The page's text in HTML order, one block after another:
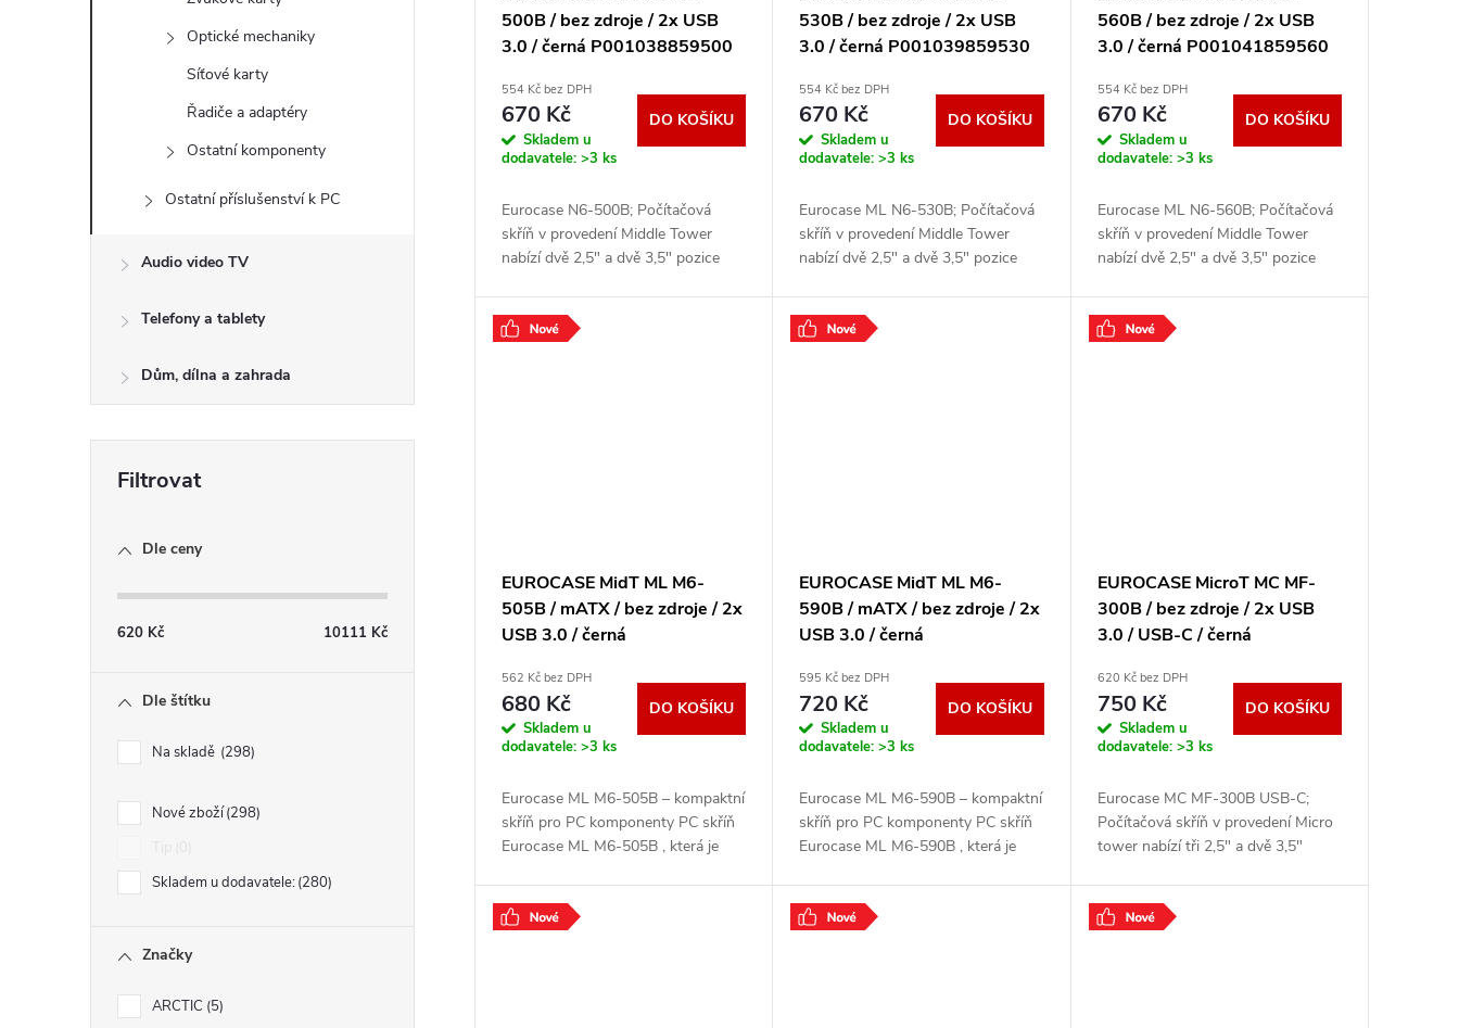
Optické mechaniky
Síťové karty
Řadiče a adaptéry
Ostatní komponenty
Ostatní příslušenství k PC
Audio video TV
Telefony a tablety
Dům, dílna a zahrada
Dle ceny
620 Kč 10111 Kč
Dle štítku
Na skladě 298
Nové zboží 298
Skladem u dodavatele: 280
Značky
ARCTIC 5
500B / bez zdroje / 2x USB
3.0 / černá P001038859500
554 Kč bez DPH
670 Kč
Skladem u
dodavatele: >3 ks
DO KOŠÍKU
Eurocase N6-500B; Počítačová
skříň v provedení Middle Tower
nabízí dvě 2,5" a dvě 3,5" pozice
porty,
530B / bez zdroje / 2x USB
3.0 / černá P001039859530
554 Kč bez DPH
670 Kč
Skladem u
dodavatele:>3 ks
DO KOŠÍKU
Eurocase ML N6-530B; Počítačová
skříň v provedení Middle Tower
nabízí dvě 2,5" a dvě 3,5" pozice
porty,
560B / bez zdroje / 2x USB
3.0 / černá P001041859560
554 Kč bez DPH
670 Kč
Skladem u
dodavatele: >3 ks
DO KOŠÍKU
Eurocase ML N6-560B; Počítačová
skříň v provedení Middle Tower
nabízí dvě 2,5" a dvě 3,5" pozice
porty,
EUROCASE MidT ML M6-
505B / mATX / bez zdroje / 2x
USB 3.0 / černá
562 Kč bez DPH
680 Kč
Skladem u
dodavatele: >3 ks
DO KOŠÍKU
Eurocase ML M6-505B – kompaktní
skříň pro PC komponenty PC skříň
Eurocase ML M6-505B , která je
pro stavbu
EUROCASE MidT ML M6-
590B / mATX / bez zdroje / 2x
USB 3.0 / černá
595 Kč bez DPH
720 Kč
Skladem u
dodavatele:>3 ks
DO KOŠÍKU
Eurocase ML M6-590B – kompaktní
skříň pro PC komponenty PC skříň
Eurocase ML M6-590B , která je
pro stavbu
EUROCASE MicroT MC MF-
300B / bez zdroje / 2x USB
3.0 / USB-C / černá
620 Kč bez DPH
750 Kč
Skladem u
dodavatele: >3 ks
DO KOŠÍKU
Eurocase MC MF-300B USB-C;
Počítačová skříň v provedení Micro
tower nabízí tři 2,5" a dvě 3,5"
USB 3.0 porty,